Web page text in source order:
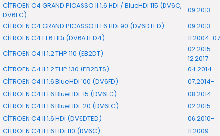
CİTROEN C4 GRAND PICASSO II 1.6 HDi / BlueHDi 115 (DV6C,
DV6FC)
09.2013-
CİTROEN C4 GRAND PICASSO II 1.6 HDi 90 (DV6DTED)
09.2013-
CİTROEN C4 I 1.6 HDi (DV6ATED4)
11.2004-
CİTROEN C4 II 1.2 THP 110 (EB2DT)
02.2015-
12.2017
CİTROEN C4 II 1.2 THP 130 (EB2DTS)
04.2014-
CİTROEN C4 II 1.6 BlueHDi 100 (DV6FD)
07.2014-
CİTROEN C4 II 1.6 BlueHDi 115 (DV6FC)
08.2014-
CİTROEN C4 II 1.6 BlueHDi 120 (DV6FC)
02.2015-
CİTROEN C4 II 1.6 HDi (DV6DTED)
06.2010-
CİTROEN C4 II 1.6 HDi 110 (DV6C)
11.2009-